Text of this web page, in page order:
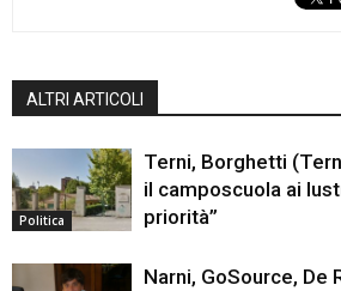
ALTRI ARTICOLI
Politica
Terni, Borghetti
il camposcuola ai
priorità”
Narni, GoSource, De